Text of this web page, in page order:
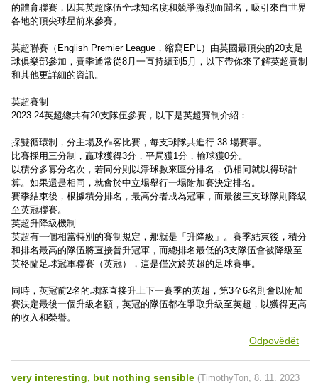
的體育聯賽，因其英超隊伍全球知名度和競爭激烈而聞名，吸引來自世界
各地的頂尖球星前來參賽。
英超聯賽（English Premier League，縮寫EPL）由英國最頂尖的20支足
球俱樂部參加，賽季通常從8月一直持續到5月，以下帶你來了解英超賽制
和其他更詳細的資訊。
英超賽制
2023-24英超總共有20支隊伍參賽，以下是英超賽制介紹：
採雙循環制，分主場及作客比賽，每支球隊共進行 38 場賽事。
比賽採用三分制，贏球獲得3分，平局獲1分，輸球獲0分。
以積分多寡分名次，若同分則以淨球數來區分排名，仍相同就以得球計
算。如果還是相同，就會於中立場舉行一場附加賽決定排名。
賽季結束後，根據積分排名，最高分者成為冠軍，而最後三支球隊則降級
至英冠聯賽。
英超升降級機制
英超有一個相當特別的賽制規定，那就是「升降級」。賽季結束後，積分
和排名最高的隊伍將直接晉升冠軍，而總排名最低的3支隊伍會被降級至
英格蘭足球冠軍聯賽（英冠），這是僅次於英超的足球賽事。
同時，英冠前2名的球隊直接升上下一賽季的英超，第3至6名則會以附加
賽決定最後一個升級名額，英冠的隊伍都在爭取升級至英超，以獲得更高
的收入和榮譽。
Odpovědět
very interesting, but nothing sensible (TimothyTon, 8. 11. 2023